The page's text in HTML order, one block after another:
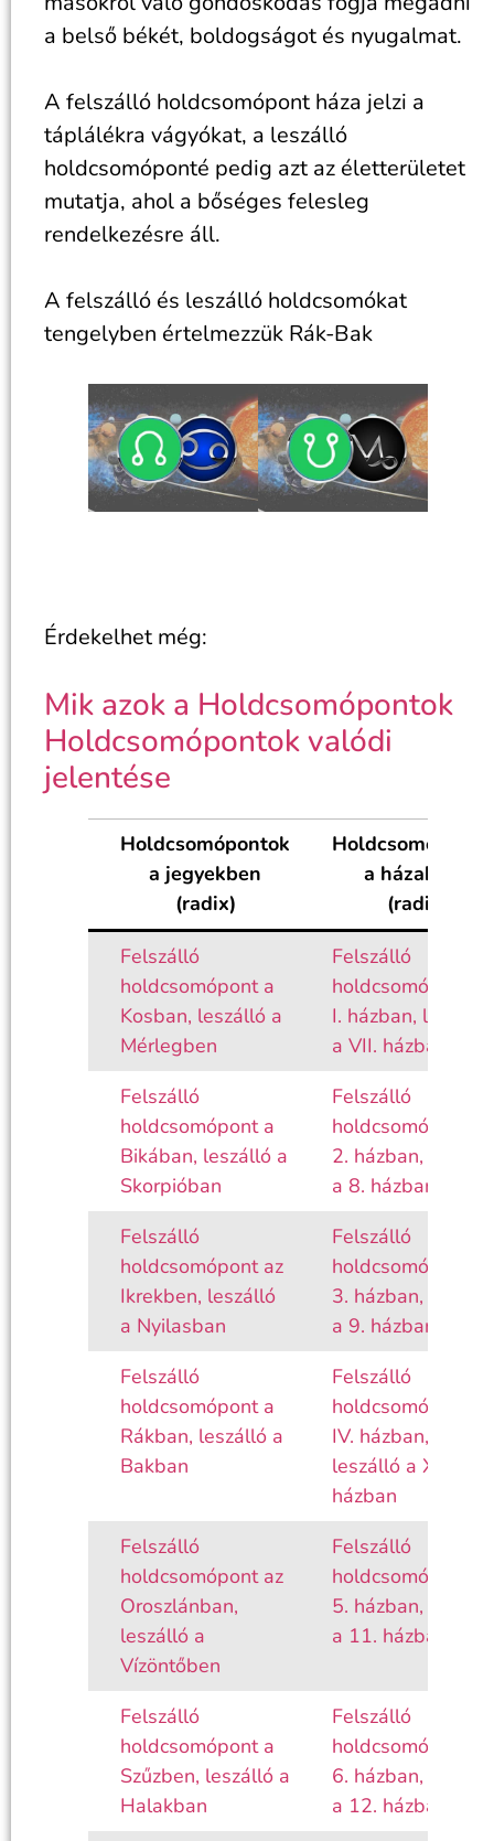
a belső békét, boldogságot és nyugalmat.
A felszálló holdcsomópont háza jelzi a
táplálékra vágyókat, a leszálló
holdcsomóponté pedig azt az életterületet
mutatja, ahol a bőséges felesleg
rendelkezésre áll.
A felszálló és leszálló holdcsomókat
tengelyben értelmezzük Rák-Bak
Érdekelhet még:
Mik azok a Holdcsomópontok
Holdcsomópontok valódi
jelentése
Holdcsomópontok
a jegyekben
(radix)
a házakban
(radix)
Felszálló
holdcsomópont a
Kosban, leszálló a
Mérlegben
Felszálló
holdcsomópont az
I. házban, leszálló
a VII. házban
Felszálló
holdcsomópont a
Bikában, leszálló a
Skorpióban
Felszálló
holdcsomópont a
2. házban,
a 8. házban
Felszálló
holdcsomópont az
Ikrekben, leszálló
a Nyilasban
Felszálló
holdcsomópont a
3. házban,
a 9. házban
Felszálló
holdcsomópont a
Rákban, leszálló a
Bakban
Felszálló
holdcsomópont a
IV. házban,
leszálló a X.
házban
Felszálló
holdcsomópont az
Oroszlánban,
leszálló a
Vízöntőben
Felszálló
holdcsomópont az
5. házban,
a 11. házban
Felszálló
holdcsomópont a
Szűzben, leszálló a
Halakban
Felszálló
holdcsomópont a
6. házban,
a 12. házban